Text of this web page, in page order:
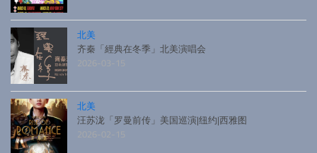
北美
齐秦「經典在冬季」北美演唱会
2026-03-15
北美
汪苏泷「罗曼前传」美国巡演|纽约|西雅图
2026-02-15